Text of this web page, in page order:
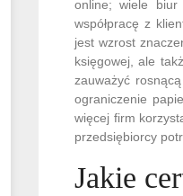
online; wiele biur
współpracę z
jest wzrost
księgowej, ale
zauważyć
ograniczenie
więcej firm
przedsiębiorcy
Jakie